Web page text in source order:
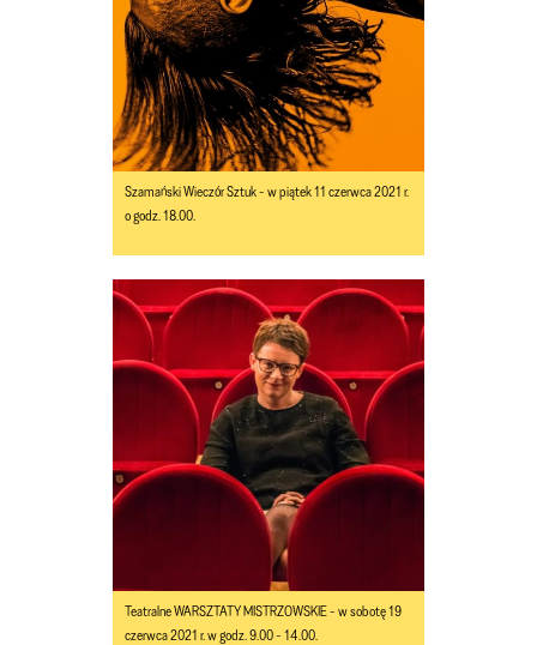
Szamański Wieczór Sztuk - w piątek 11 czerwca 2021 r.
o godz. 18.00.
Teatralne WARSZTATY MISTRZOWSKIE - w sobotę 19
czerwca 2021 r. w godz. 9.00 - 14.00.